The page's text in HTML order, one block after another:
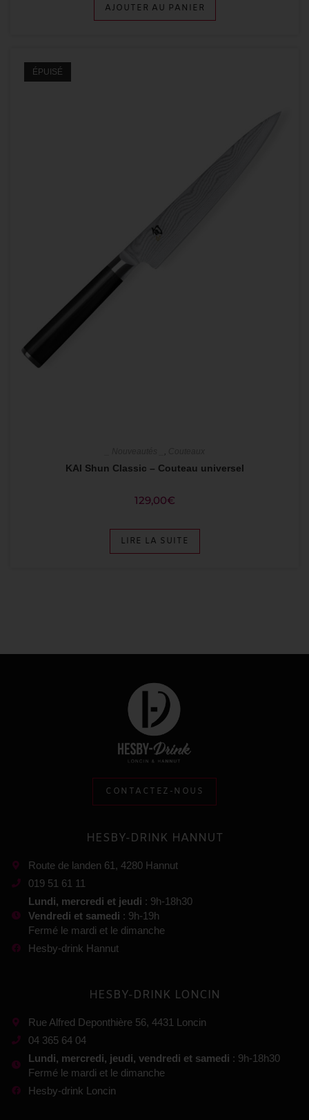
AJOUTER AU PANIER
ÉPUISÉ
,
KAI Shun Classic – Couteau universel
129,00€
LIRE LA SUITE
CONTACTEZ-NOUS
HESBY-DRINK HANNUT
Route de landen 61, 4280 Hannut
019 51 61 11
Lundi, mercredi et jeudi : 9h-18h30
Vendredi et samedi : 9h-19h
Fermé le mardi et le dimanche
Hesby-drink Hannut
HESBY-DRINK LONCIN
Rue Alfred Deponthière 56, 4431 Loncin
04 365 64 04
Lundi, mercredi, jeudi, vendredi et samedi : 9h-18h30
Fermé le mardi et le dimanche
Hesby-drink Loncin